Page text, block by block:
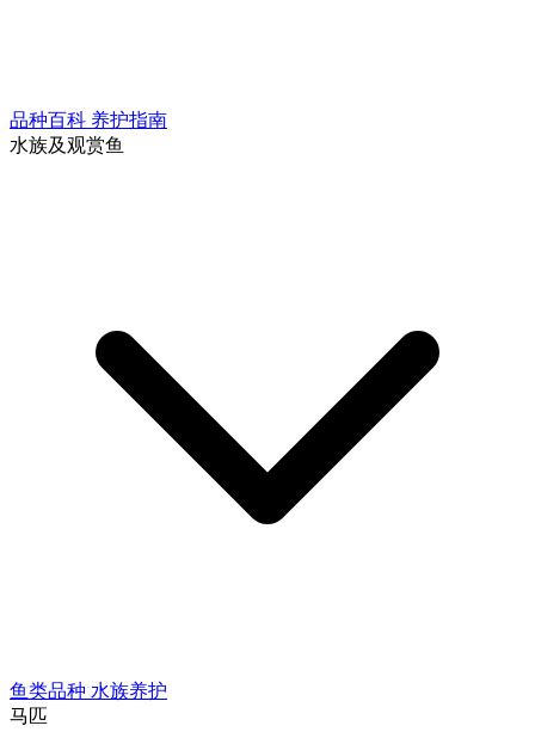
品种百科 养护指南
水族及观赏鱼
鱼类品种 水族养护
马匹